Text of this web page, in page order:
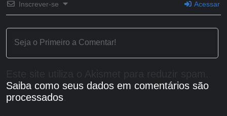
Inscrever-se Acessar
Saiba como seus dados em comentários são
processados.